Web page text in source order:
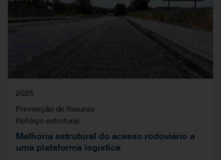
2025
Prevenção de fissuras
Reforço estrutural
Melhoria estrutural do acesso rodoviário a
uma plataforma logística